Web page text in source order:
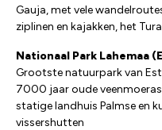
Gauja, met vele
ziplinen en kajakken, het
Nationaal Park Lahemaa
Grootste natuurpark van
7000 jaar oude
statige landhuis Palmse en
vissershutten